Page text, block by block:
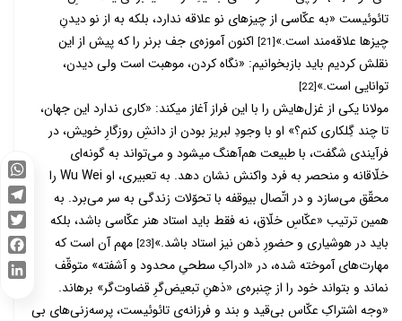
تائوئیست «به عکّاسی از چیزهای نو علاقه ندارد، بلکه به از نو دیدنِ
چیزها علاقه‌­مند است.»[21]
اکنون آموزه­‌ی جف برنر را که پیش از این
نقلش کردیم باید بازبخوانیم: «نگاه کردن، موهبت است ولی دیدن،
توانایی است.»[22]
مولانا یکی از غزل­‌هایش را با این فراز آغاز می­کند: «کاری ندارد این جهان،
تا چند گِل­کاری کنم؟» او با وجودِ لبریز بودن از دانشِ روزگارِ خویش، در
فرآیندی شگفت، با طبیعت هم­­‌آهنگ می­شود و می‌­تواند به گونه­‌ای
خلّاقانه و منحصر به فرد واکنش نشان دهد. به تعبیری، او Wu Wei را
محقّق می­‌سازد و در اتّصال بی­وقفه با تحوّلات زندگی به سر می­‌برد. به
همین ترتیب «عکّاسِ خلّاق، نه فقط باید استاد هنر عکّاسی باشد، بلکه
باید در هوشیاری و حضورِ ذهن نیز استاد باشد.»[23]
مهم آن است که
مهارت­‌های آموخته شده، در «ادراکِ سطحیِ محدود و آشفته» متوقّف
نماند و بتواند خود را از چنبره‌­ی «ذهنِ تبعیض­‌گرِ قضاوت‌­گر» برهاند.
«وجه اشتراکِ عکّاس بی­‌قید و بند و فرزانه­‌ی تائوئیست، پرسه­‌زنی‌­های بی­‌
WhatsApp
Telegram
Twitter
Facebook